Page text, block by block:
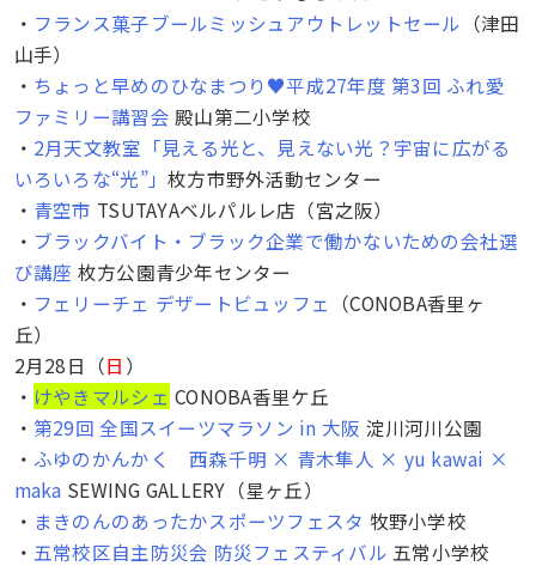
・ フランス菓子ブールミッシュアウトレットセール （津田
山手）
・ ちょっと早めのひなまつり♥平成27年度 第3回 ふれ愛
ファミリー講習会 殿山第二小学校
・ 2月天文教室「見える光と、見えない光？宇宙に広がる
いろいろな“光”」枚方市野外活動センター
・ 青空市 TSUTAYAベルパルレ店（宮之阪）
・ ブラックバイト・ブラック企業で働かないための会社選
び講座 枚方公園青少年センター
・ フェリーチェ デザートビュッフェ
（CONOBA香里ヶ
丘）
2月28日（日 ）
・ けやきマルシェ CONOBA香里ケ丘
・ 第29回 全国スイーツマラソン in 大阪 淀川河川公園
・ ふゆのかんかく 西森千明 × 青木隼人 × yu kawai ×
maka SEWING GALLERY（星ヶ丘）
・ まきのんのあったかスポーツフェスタ 牧野小学校
・ 五常校区自主防災会 防災フェスティバル 五常小学校